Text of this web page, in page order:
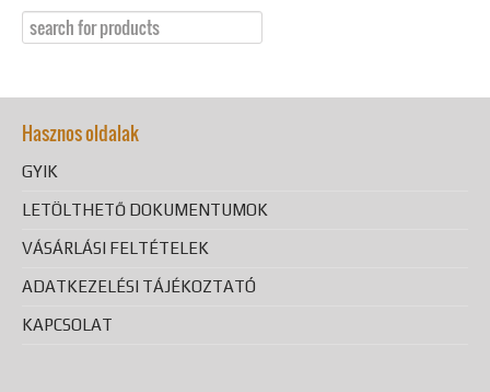
Hasznos oldalak
GYIK
LETÖLTHETŐ DOKUMENTUMOK
VÁSÁRLÁSI FELTÉTELEK
ADATKEZELÉSI TÁJÉKOZTATÓ
KAPCSOLAT